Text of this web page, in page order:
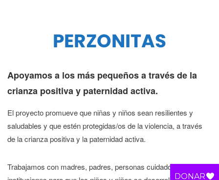
PERZONITAS
Apoyamos a los más pequeños a través de la
crianza positiva y paternidad activa.
El proyecto promueve que niñas y niños sean resilientes y
saludables y que estén protegidas/os de la violencia, a través
de la crianza positiva y la paternidad activa.
Trabajamos con madres, padres, personas cuidadoras e
DONAR